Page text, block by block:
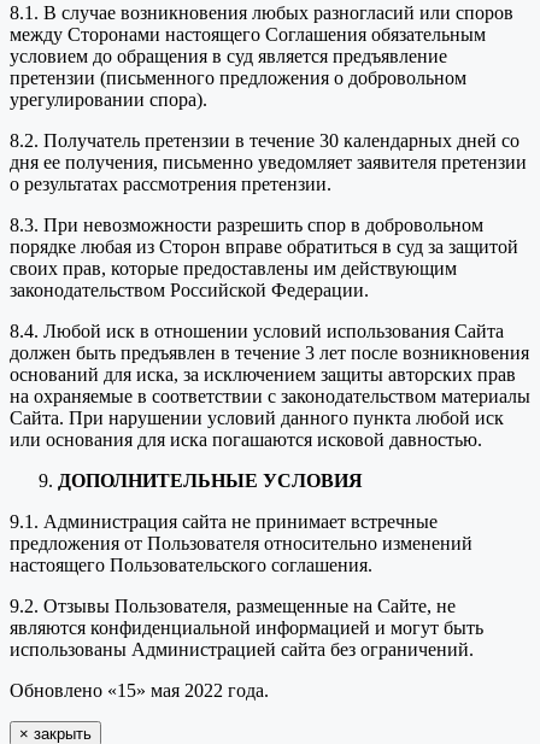
8.1. В случае возникновения любых разногласий или споров
между Сторонами настоящего Соглашения обязательным
условием до обращения в суд является предъявление
претензии (письменного предложения о добровольном
урегулировании спора).
8.2. Получатель претензии в течение 30 календарных дней со
дня ее получения, письменно уведомляет заявителя претензии
о результатах рассмотрения претензии.
8.3. При невозможности разрешить спор в добровольном
порядке любая из Сторон вправе обратиться в суд за защитой
своих прав, которые предоставлены им действующим
законодательством Российской Федерации.
8.4. Любой иск в отношении условий использования Сайта
должен быть предъявлен в течение 3 лет после возникновения
оснований для иска, за исключением защиты авторских прав
на охраняемые в соответствии с законодательством материалы
Сайта. При нарушении условий данного пункта любой иск
или основания для иска погашаются исковой давностью.
ДОПОЛНИТЕЛЬНЫЕ УСЛОВИЯ
9.1. Администрация сайта не принимает встречные
предложения от Пользователя относительно изменений
настоящего Пользовательского соглашения.
9.2. Отзывы Пользователя, размещенные на Сайте, не
являются конфиденциальной информацией и могут быть
использованы Администрацией сайта без ограничений.
Обновлено «15» мая 2022 года.
× закрыть